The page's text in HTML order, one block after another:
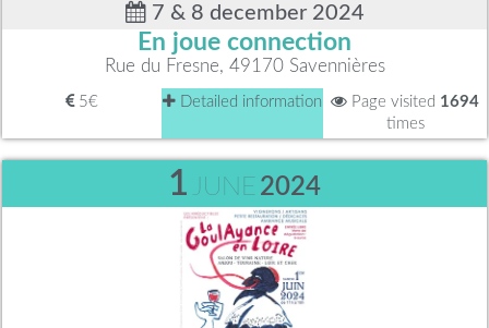
7 & 8 december 2024
En joue connection
Rue du Fresne, 49170 Savennières
5€ Detailed information Page visited 1694
times
1 JUNE 2024